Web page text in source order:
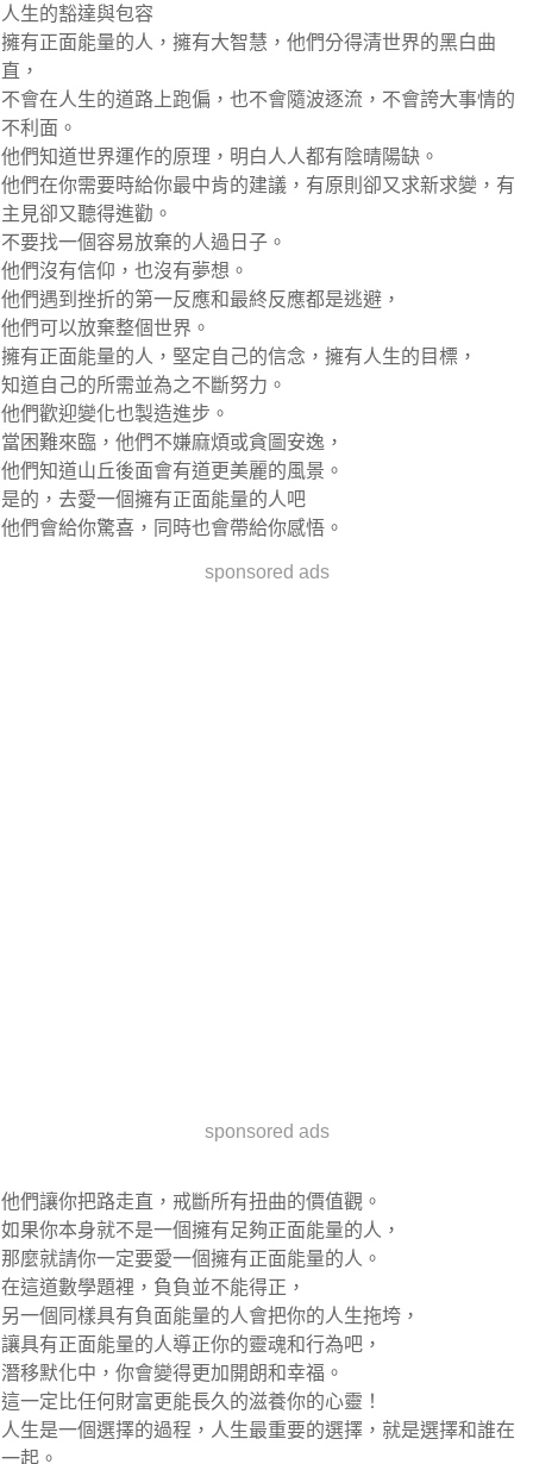
人生的豁達與包容
擁有正面能量的人，擁有大智慧，他們分得清世界的黑白曲
直，
不會在人生的道路上跑偏，也不會隨波逐流，不會誇大事情的
不利面。
他們知道世界運作的原理，明白人人都有陰晴陽缺。
他們在你需要時給你最中肯的建議，有原則卻又求新求變，有
主見卻又聽得進勸。
不要找一個容易放棄的人過日子。
他們沒有信仰，也沒有夢想。
他們遇到挫折的第一反應和最終反應都是逃避，
他們可以放棄整個世界。
擁有正面能量的人，堅定自己的信念，擁有人生的目標，
知道自己的所需並為之不斷努力。
他們歡迎變化也製造進步。
當困難來臨，他們不嫌麻煩或貪圖安逸，
他們知道山丘後面會有道更美麗的風景。
是的，去愛一個擁有正面能量的人吧
他們會給你驚喜，同時也會帶給你感悟。
sponsored ads
sponsored ads
他們讓你把路走直，戒斷所有扭曲的價值觀。
如果你本身就不是一個擁有足夠正面能量的人，
那麼就請你一定要愛一個擁有正面能量的人。
在這道數學題裡，負負並不能得正，
另一個同樣具有負面能量的人會把你的人生拖垮，
讓具有正面能量的人導正你的靈魂和行為吧，
潛移默化中，你會變得更加開朗和幸福。
這一定比任何財富更能長久的滋養你的心靈！
人生是一個選擇的過程，人生最重要的選擇，就是選擇和誰在
一起。